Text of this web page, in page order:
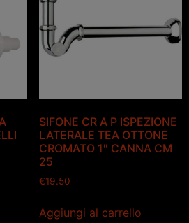
SIFONE CR A P ISPEZIONE
LATERALE TEA OTTONE
CROMATO 1″ CANNA CM
25
€19.50
Aggiungi al carrello